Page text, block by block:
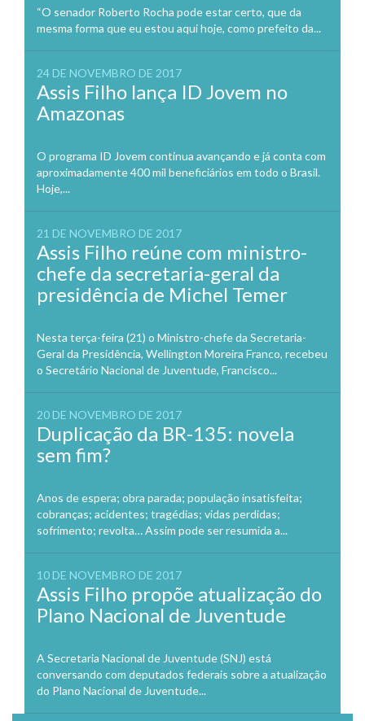
“O senador Roberto Rocha pode estar certo, que da
mesma forma que eu estou aqui hoje, como prefeito da...
24 DE NOVEMBRO DE 2017
Assis Filho lança ID Jovem no
Amazonas
O programa ID Jovem continua avançando e já conta com
aproximadamente 400 mil beneficiários em todo o Brasil.
Hoje,...
21 DE NOVEMBRO DE 2017
Assis Filho reúne com ministro-
chefe da secretaria-geral da
presidência de Michel Temer
Nesta terça-feira (21) o Ministro-chefe da Secretaria-
Geral da Presidência, Wellington Moreira Franco, recebeu
o Secretário Nacional de Juventude, Francisco...
20 DE NOVEMBRO DE 2017
Duplicação da BR-135: novela
sem fim?
Anos de espera; obra parada; população insatisfeita;
cobranças; acidentes; tragédias; vidas perdidas;
sofrimento; revolta… Assim pode ser resumida a...
10 DE NOVEMBRO DE 2017
Assis Filho propõe atualização do
Plano Nacional de Juventude
A Secretaria Nacional de Juventude (SNJ) está
conversando com deputados federais sobre a atualização
do Plano Nacional de Juventude...